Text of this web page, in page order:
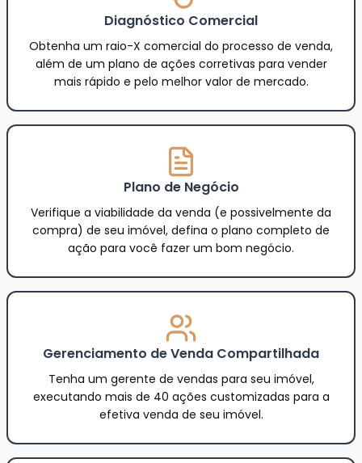
Diagnóstico Comercial
Obtenha um raio-X comercial do processo de venda,
além de um plano de ações corretivas para vender
mais rápido e pelo melhor valor de mercado.
Plano de Negócio
Verifique a viabilidade da venda (e possivelmente da
compra) de seu imóvel, defina o plano completo de
ação para você fazer um bom negócio.
Gerenciamento de Venda Compartilhada
Tenha um gerente de vendas para seu imóvel,
executando mais de 40 ações customizadas para a
efetiva venda de seu imóvel.